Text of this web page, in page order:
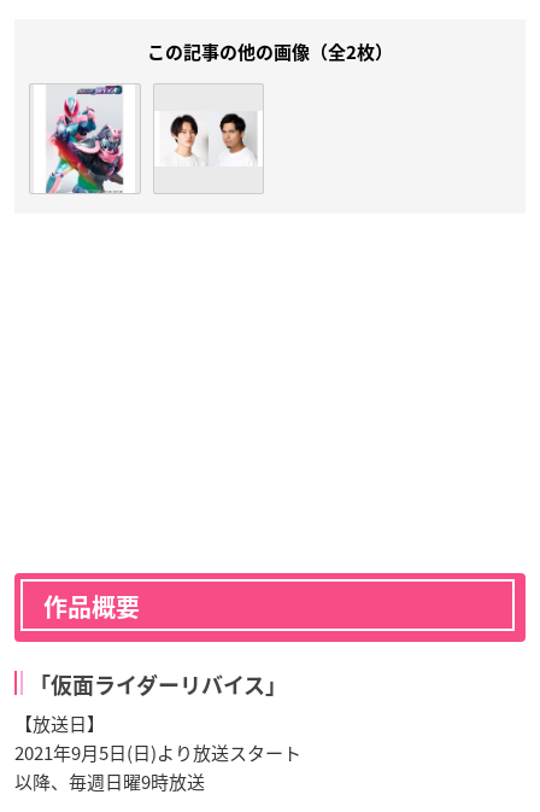
この記事の他の画像（全2枚）
作品概要
「仮面ライダーリバイス」
【放送日】
2021年9月5日(日)より放送スタート
以降、毎週日曜9時放送